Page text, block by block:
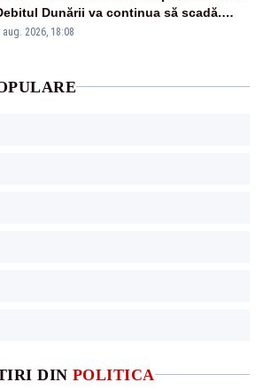
DIN POLITICA
Dunării va continua să scadă.
s-ar putea închide în 4 zile
aug. 2026, 18:08